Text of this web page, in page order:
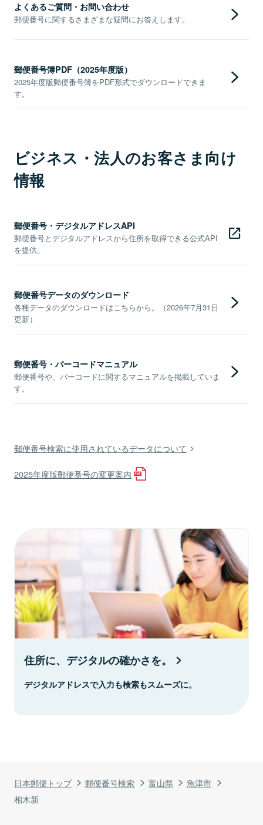
日本郵便トップ 郵便番号検索 富山県
魚津市
相木新
よくあるご質問・お問い合わせ
郵便番号に関するさまざまな疑問にお答えします。
郵便番号簿PDF（2025年度版）
2025年度版郵便番号簿をPDF形式でダウンロードできま
す。
ビジネス・法人のお客さま向け
情報
郵便番号・デジタルアドレスAPI
郵便番号とデジタルアドレスから住所を取得できる公式API
を提供。
郵便番号データのダウンロード
各種データのダウンロードはこちらから。（2026年7月31日
更新）
郵便番号・バーコードマニュアル
郵便番号や、バーコードに関するマニュアルを掲載していま
す。
郵便番号検索に使用されているデータについて
2025年度版郵便番号の変更案内
住所に、デジタルの確かさを。
デジタルアドレスで入力も検索もスムーズに。